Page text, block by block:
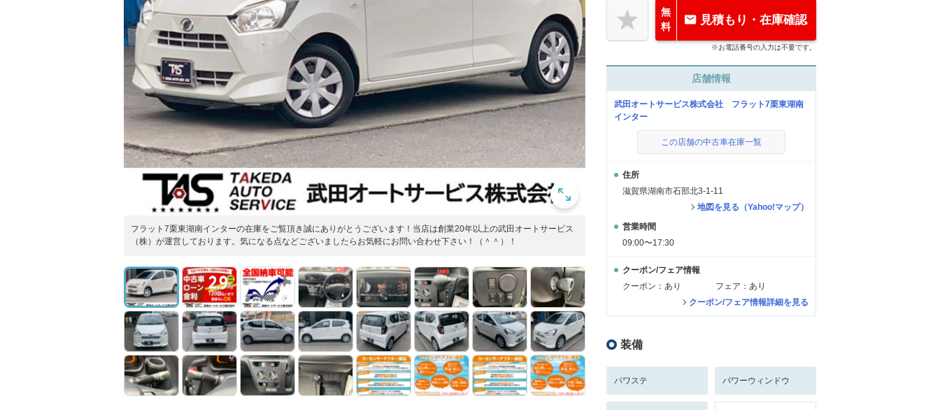
フラット7栗東湖南インターの在庫をご覧頂き誠にありがとうございます！当店は創業20年以上の武田オートサービス
（株）が運営しております。気になる点などございましたらお気軽にお問い合わせ下さい！（＾＾）！
無
料
見積もり・在庫確認
※お電話番号の入力は不要です。
店舗情報
武田オートサービス株式会社 フラット7栗東湖南
インター
この店舗の中古車在庫一覧
住所
滋賀県湖南市石部北3-1-11
地図を見る（Yahoo!マップ）
営業時間
09:00〜17:30
クーポン/フェア情報
クーポン：あり
フェア：あり
クーポン/フェア情報詳細を見る
装備
パワステ パワーウィンドウ